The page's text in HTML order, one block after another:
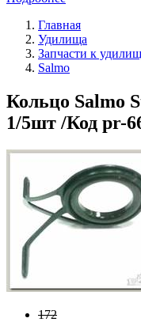
Главная
Удилища
Запчасти к
Salmo
Кольцо Salmo
1/5шт /Код pr-
172